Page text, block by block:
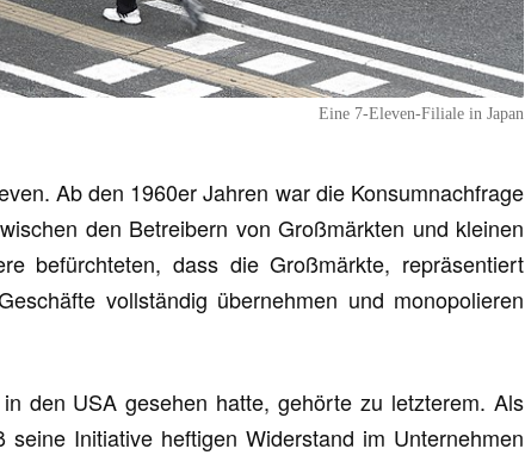
Eine 7-Eleven-Filiale in Japan
Ab den 1960er Jahren war die Konsumnachfrage
den Betreibern von Großmärkten und kleinen
befürchteten, dass die Großmärkte, repräsentiert
vollständig übernehmen und monopolieren
den USA gesehen hatte, gehörte zu letzterem. Als
Initiative heftigen Widerstand im Unternehmen